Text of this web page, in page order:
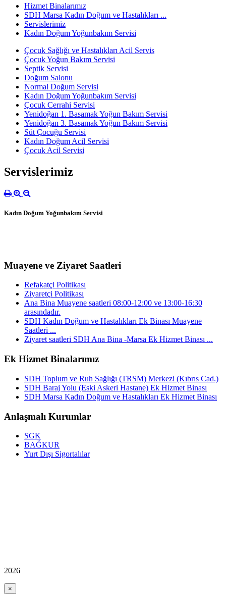
Hizmet Binalarımız
SDH Marsa Kadın Doğum ve Hastalıkları ...
Servislerimiz
Kadın Doğum Yoğunbakım Servisi
Çocuk Sağlığı ve Hastalıkları Acil Servis
Çocuk Yoğun Bakım Servisi
Septik Servisi
Doğum Salonu
Normal Doğum Servisi
Kadın Doğum Yoğunbakım Servisi
Çocuk Cerrahi Servisi
Yenidoğan 1. Basamak Yoğun Bakım Servisi
Yenidoğan 3. Basamak Yoğun Bakım Servisi
Süt Çocuğu Servisi
Kadın Doğum Acil Servisi
Çocuk Acil Servisi
Servislerimiz
Kadın Doğum Yoğunbakım Servisi
Muayene ve Ziyaret Saatleri
Refakatçi Politikası
Ziyaretçi Politikası
Ana Bina Muayene saatleri 08:00-12:00 ve 13:00-16:30
arasındadır.
SDH Kadın Doğum ve Hastalıkları Ek Binası Muayene
Saatleri ...
Ziyaret saatleri SDH Ana Bina -Marsa Ek Hizmet Binası ...
Ek Hizmet Binalarımız
SDH Toplum ve Ruh Sağlığı (TRSM) Merkezi (Kıbrıs Cad.)
SDH Baraj Yolu (Eski Askeri Hastane) Ek Hizmet Binası
SDH Marsa Kadın Doğum ve Hastalıkları Ek Hizmet Binası
Anlaşmalı Kurumlar
SGK
BAĞKUR
Yurt Dışı Sigortalılar
2026
×